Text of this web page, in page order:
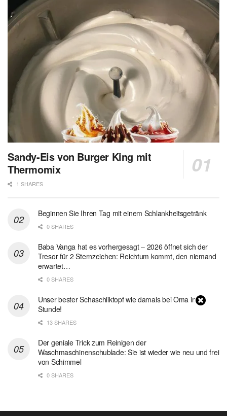
Sandy-Eis von Burger King mit
Thermomix
1 SHARES
Beginnen Sie Ihren Tag mit einem Schlankheitsgetränk
0 SHARES
Baba Vanga hat es vorhergesagt – 2026 öffnet sich der
Tresor für 2 Sternzeichen: Reichtum kommt, den niemand
erwartet…
0 SHARES
Unser bester Schaschliktopf wie damals bei Oma in 1
Stunde!
13 SHARES
Der geniale Trick zum Reinigen der
Waschmaschinenschublade: Sie ist wieder wie neu und frei
von Schimmel
0 SHARES